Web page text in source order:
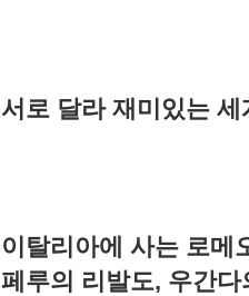
서로 달라 재미있는
이탈리아에 사는 로메
페루의 리발도, 우간